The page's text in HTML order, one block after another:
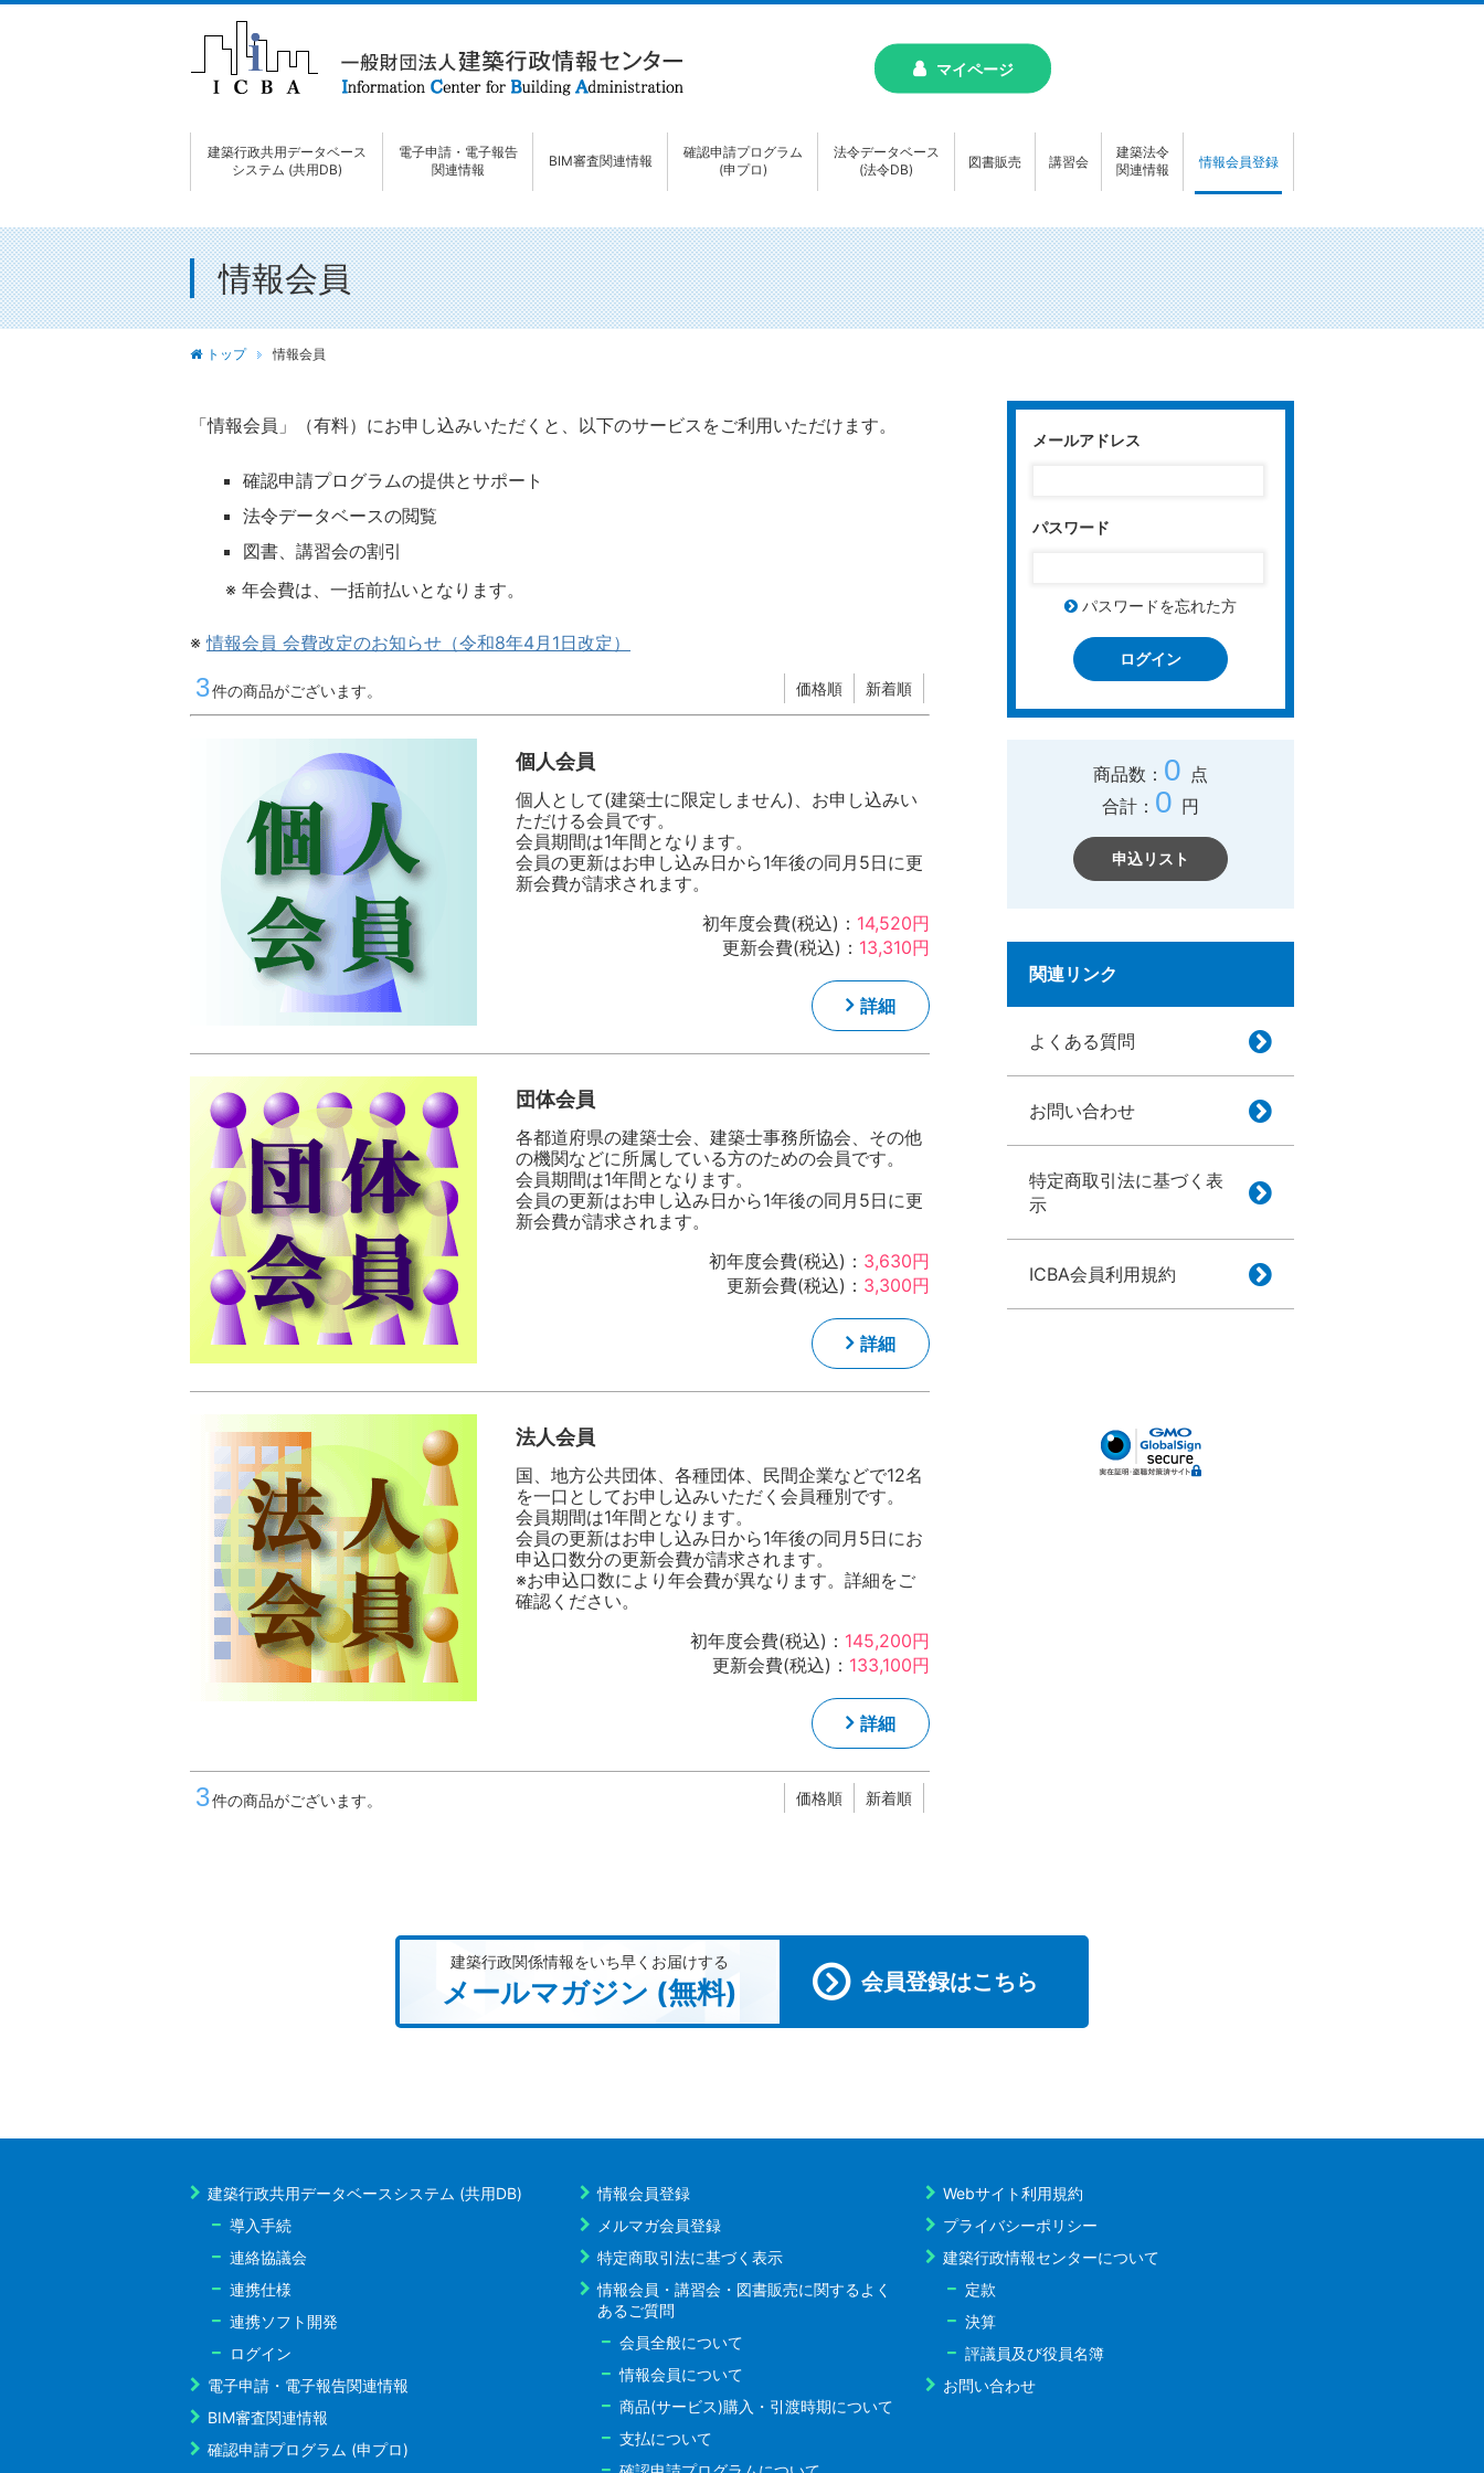
マイページ
建築行政共用データベース
システム (共用DB)
電子申請・電子報告
関連情報
BIM審査関連情報
確認申請プログラム
(申プロ)
法令データベース
(法令DB)
図書販売 講習会
建築法令
関連情報
情報会員登録
情報会員
トップ 情報会員
「情報会員」（有料）にお申し込みいただくと、以下のサービスをご利用いただけます。
確認申請プログラムの提供とサポート
法令データベースの閲覧
図書、講習会の割引
※ 年会費は、一括前払いとなります。
※情報会員 会費改定のお知らせ（令和8年4月1日改定）
3件の商品がございます。 価格順 新着順
個人会員
個人として(建築士に限定しません)、お申し込みい
ただける会員です。
会員期間は1年間となります。
会員の更新はお申し込み日から1年後の同月5日に更
新会費が請求されます。
初年度会費(税込)： 14,520円
更新会費(税込)： 13,310円
詳細
団体会員
各都道府県の建築士会、建築士事務所協会、その他
の機関などに所属している方のための会員です。
会員期間は1年間となります。
会員の更新はお申し込み日から1年後の同月5日に更
新会費が請求されます。
初年度会費(税込)： 3,630円
更新会費(税込)： 3,300円
詳細
法人会員
国、地方公共団体、各種団体、民間企業などで12名
を一口としてお申し込みいただく会員種別です。
会員期間は1年間となります。
会員の更新はお申し込み日から1年後の同月5日にお
申込口数分の更新会費が請求されます。
※お申込口数により年会費が異なります。詳細をご
確認ください。
初年度会費(税込)： 145,200円
更新会費(税込)： 133,100円
詳細
3件の商品がございます。 価格順 新着順
メールアドレス
パスワード
パスワードを忘れた方
ログイン
商品数： 0 点
合計： 0 円
申込リスト
関連リンク
よくある質問
お問い合わせ
特定商取引法に基づく表
示
ICBA会員利用規約
建築行政関係情報をいち早くお届けする
メールマガジン (無料) 会員登録はこちら
建築行政共用データベースシステム (共用DB)
導入手続
連絡協議会
連携仕様
連携ソフト開発
ログイン
電子申請・電子報告関連情報
BIM審査関連情報
確認申請プログラム (申プロ)
情報会員登録
メルマガ会員登録
特定商取引法に基づく表示
情報会員・講習会・図書販売に関するよく
あるご質問
会員全般について
情報会員について
商品(サービス)購入・引渡時期について
支払について
Webサイト利用規約
プライバシーポリシー
建築行政情報センターについて
定款
決算
評議員及び役員名簿
お問い合わせ